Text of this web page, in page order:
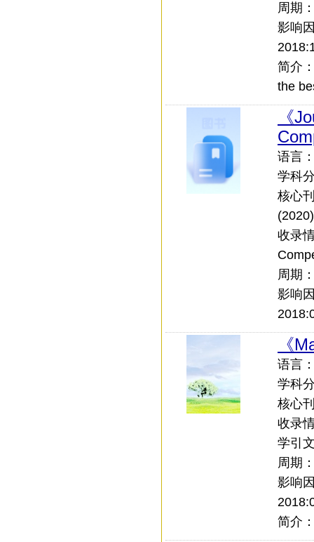
周期
影响
简介
the
《
语言
学科
核心
收录
周期
影响
《
语言
学科
核心
收录
学引
周期
影响
简介